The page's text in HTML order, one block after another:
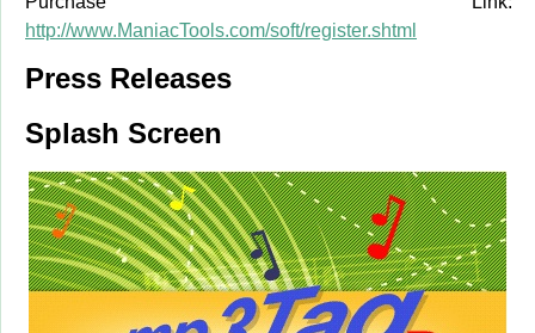
http://www.ManiacTools.com/soft/register.shtml
Press Releases
Splash Screen